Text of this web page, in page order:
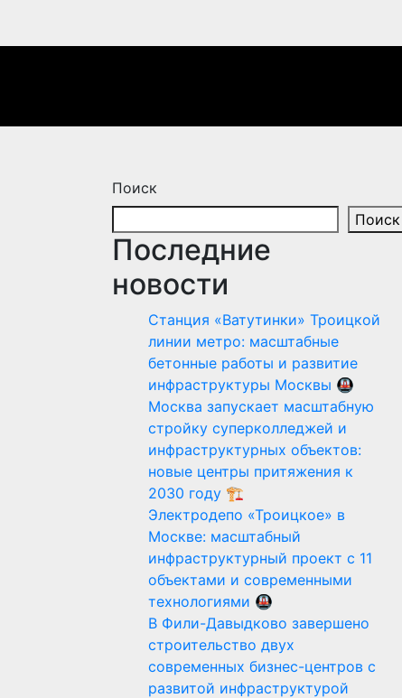
Поиск
Поиск
Последние
новости
Станция «Ватутинки» Троицкой
линии метро: масштабные
бетонные работы и развитие
инфраструктуры Москвы 🚇
Москва запускает масштабную
стройку суперколледжей и
инфраструктурных объектов:
новые центры притяжения к
2030 году 🏗️
Электродепо «Троицкое» в
Москве: масштабный
инфраструктурный проект с 11
объектами и современными
технологиями 🚇
В Фили-Давыдково завершено
строительство двух
современных бизнес-центров с
развитой инфраструктурой